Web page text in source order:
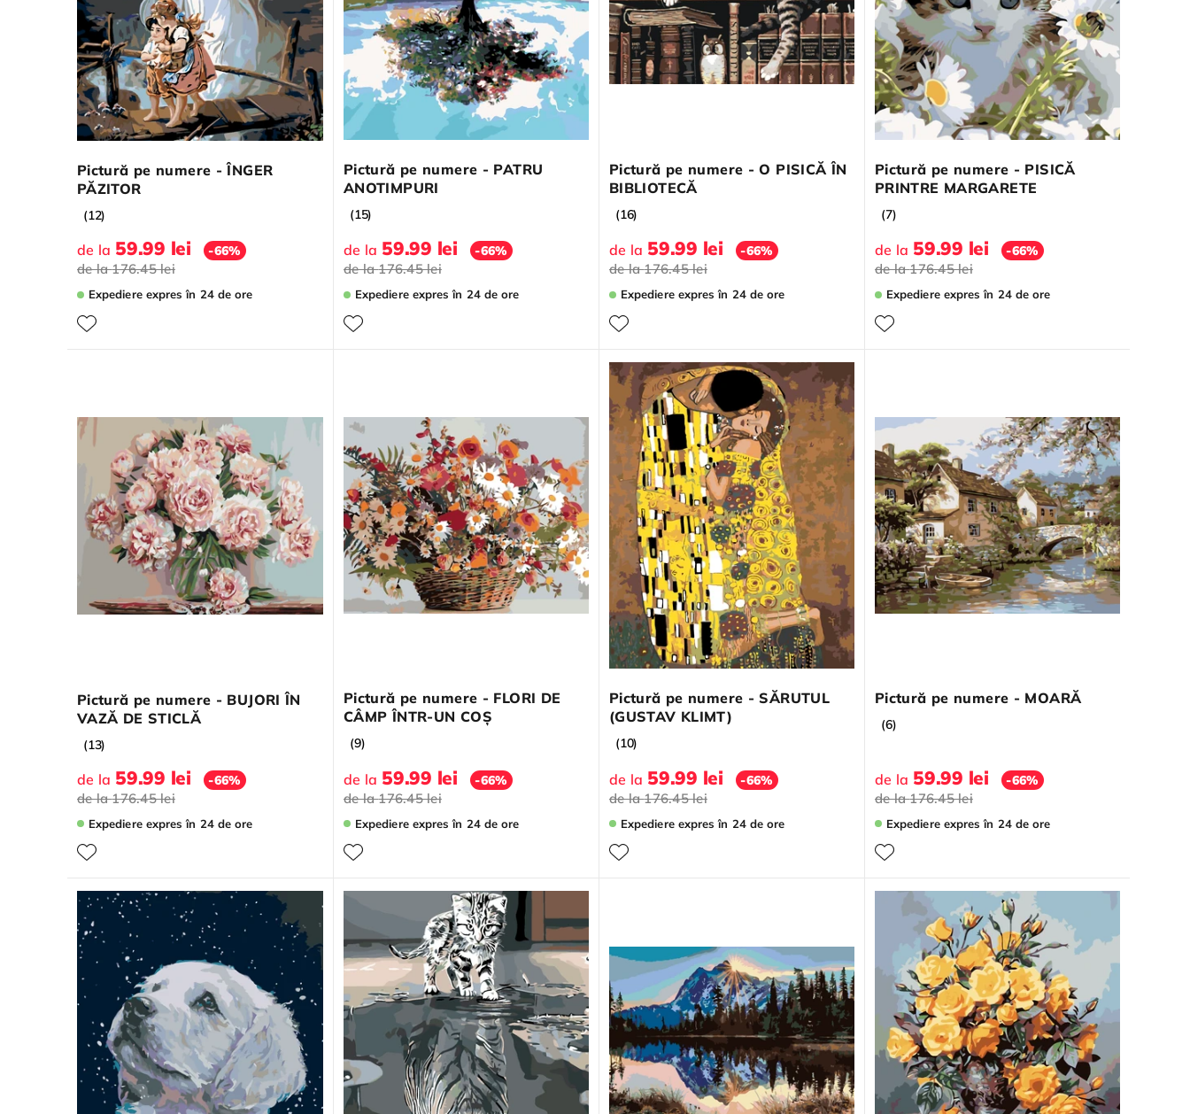
Pictură pe numere - ÎNGER
PĂZITOR
(12)
de la 59.99 lei -66%
de la176.45 lei
Expediere expresîn 24 de ore
Pictură pe numere - PATRU
ANOTIMPURI
(15)
de la 59.99 lei -66%
de la176.45 lei
Expediere expresîn 24 de ore
Pictură pe numere - O PISICĂ ÎN
BIBLIOTECĂ
(16)
de la 59.99 lei -66%
de la176.45 lei
Expediere expresîn 24 de ore
Pictură pe numere - PISICĂ
PRINTRE MARGARETE
(7)
de la 59.99 lei -66%
de la176.45 lei
Expediere expresîn 24 de ore
Pictură pe numere - BUJORI ÎN
VAZĂ DE STICLĂ
(13)
de la 59.99 lei -66%
de la176.45 lei
Expediere expresîn 24 de ore
Pictură pe numere - FLORI DE
CÂMP ÎNTR-UN COȘ
(9)
de la 59.99 lei -66%
de la176.45 lei
Expediere expresîn 24 de ore
Pictură pe numere - SĂRUTUL
(GUSTAV KLIMT)
(10)
de la 59.99 lei -66%
de la176.45 lei
Expediere expresîn 24 de ore
Pictură pe numere - MOARĂ
(6)
de la 59.99 lei -66%
de la176.45 lei
Expediere expresîn 24 de ore